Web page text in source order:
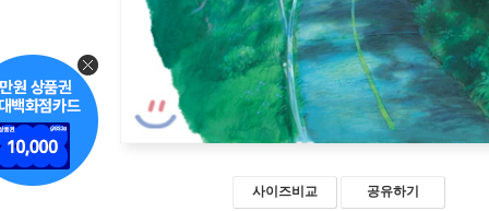
사이즈비교 공유하기